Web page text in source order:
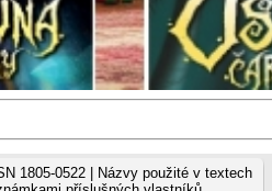
1805-0522 | Názvy použité v textech